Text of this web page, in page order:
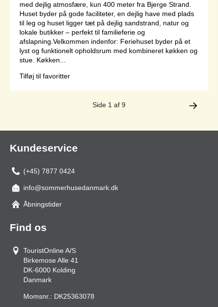
med dejlig atmosfære, kun 400 meter fra Bjerge Strand.
Huset byder på gode faciliteter, en dejlig have med plads
til leg og huset ligger tæt på dejlig sandstrand, natur og
lokale butikker – perfekt til familieferie og
afslapning.Velkommen indenfor: Feriehuset byder på et
lyst og funktionelt opholdsrum med kombineret køkken og
stue. Køkken...
Tilføj til favoritter
Side 1 af 9
Kundeservice
(+45) 7877 0424
info@sommerhusedanmark.dk
Åbningstider
Find os
TouristOnline A/S
Birkemose Alle 41
DK-6000 Kolding
Danmark
Momsnr.: DK25363078